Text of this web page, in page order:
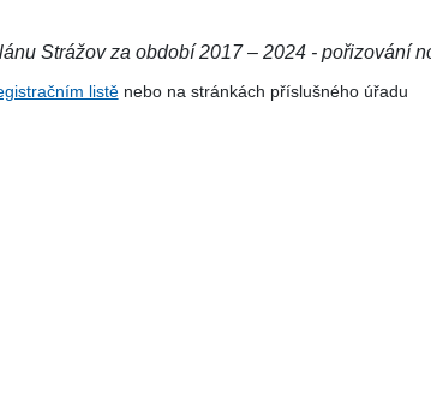
Strážov za období 2017 – 2024 - pořizování
listěnebo na stránkách příslušného úřadu